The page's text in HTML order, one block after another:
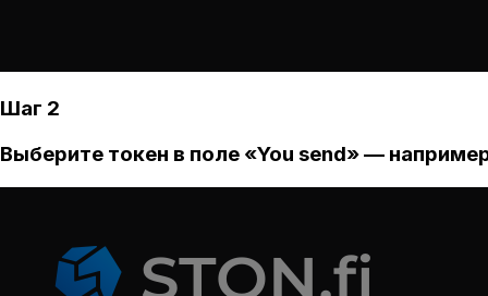
Шаг 2
Выберите токен в поле «You send» —